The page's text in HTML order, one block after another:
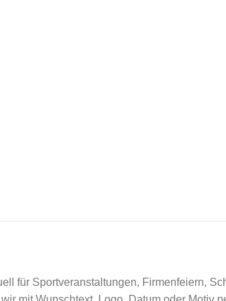
für Sportveranstaltungen, Firmenfeiern,